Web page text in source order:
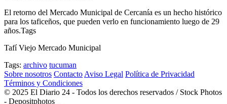
El retorno del Mercado Municipal de Cercanía es un hecho histórico
para los taficeños, que pueden verlo en funcionamiento luego de 29
años.Tags
Tafí Viejo Mercado Municipal
Tags: archivo tucuman
Sobre nosotros Contacto Aviso Legal Política de Privacidad
Términos y Condiciones
© 2025 El Diario 24 - Todos los derechos reservados / Stock Photos
- Depositphotos